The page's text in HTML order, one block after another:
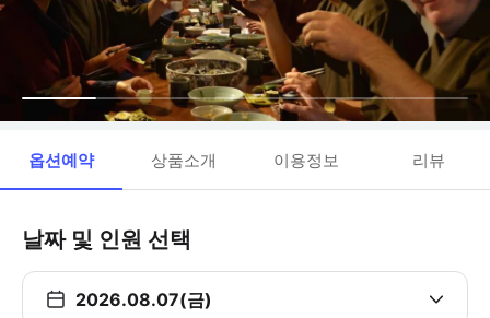
옵션예약 상품소개 이용정보 리뷰
날짜 및 인원 선택
2026.08.07(금)